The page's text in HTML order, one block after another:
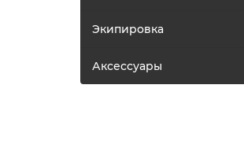
Экипировка
Аксессуары